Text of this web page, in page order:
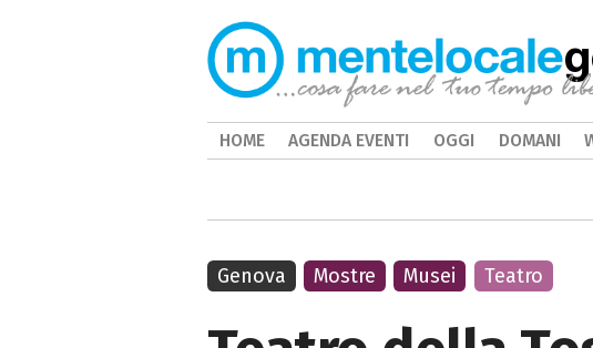
Genova Mostre Musei Teatro
HOME AGENDA EVENTI OGGI DOMANI